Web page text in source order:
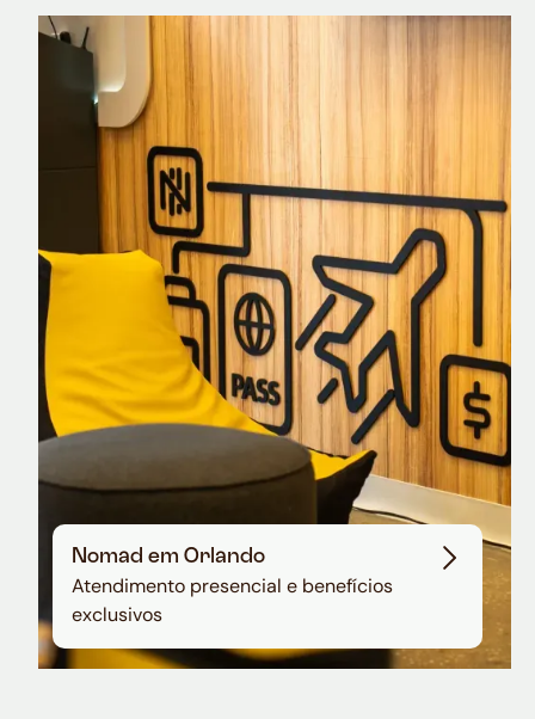
Nomad Explorer
Cartão de crédito brasileiro com cashback
em dólar
Nomad em Orlando
Atendimento presencial e benefícios
exclusivos